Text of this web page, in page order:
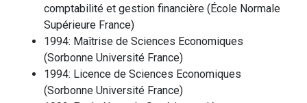
comptabilité et gestion financière ( École Normale
Supérieure France)
1994: Maîtrise de Sciences Economiques
(Sorbonne Université France)
1994: Licence de Sciences Economiques
(Sorbonne Université France)